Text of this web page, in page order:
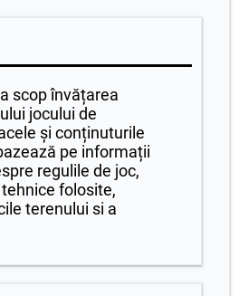
scop învățarea
jocului de
și conținuturile
pe informații
regulile de joc,
folosite,
terenului si a